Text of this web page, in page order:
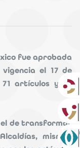
fue aprobada
el 17 de
artículos y 39
de transformar
mismas